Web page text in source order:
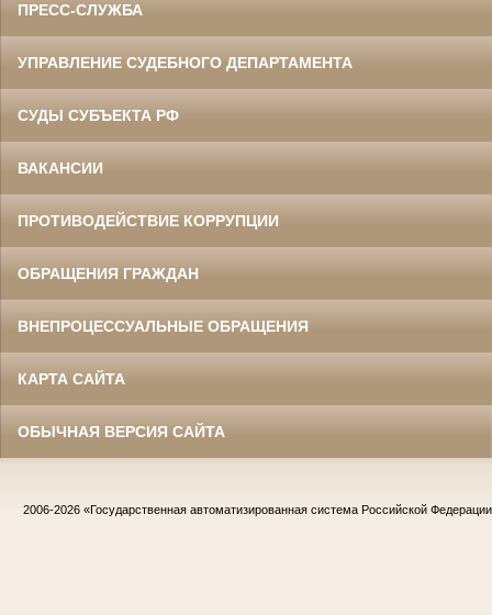
ПРЕСС-СЛУЖБА
УПРАВЛЕНИЕ СУДЕБНОГО ДЕПАРТАМЕНТА
СУДЫ СУБЪЕКТА РФ
ВАКАНСИИ
ПРОТИВОДЕЙСТВИЕ КОРРУПЦИИ
ОБРАЩЕНИЯ ГРАЖДАН
ВНЕПРОЦЕССУАЛЬНЫЕ ОБРАЩЕНИЯ
КАРТА САЙТА
ОБЫЧНАЯ ВЕРСИЯ САЙТА
2006-2026 «Государственная автоматизированная система Российской